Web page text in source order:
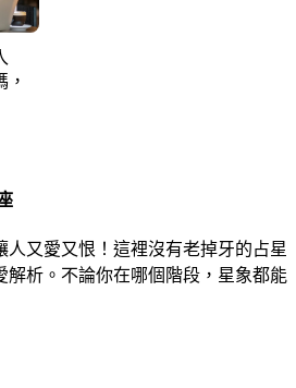
人又愛又恨！這裡沒有老掉牙的占星
解析。不論你在哪個階段，星象都能